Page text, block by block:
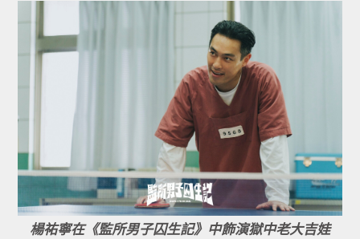
楊祐寧在《監所男子囚生記》中飾演獄中老大吉娃